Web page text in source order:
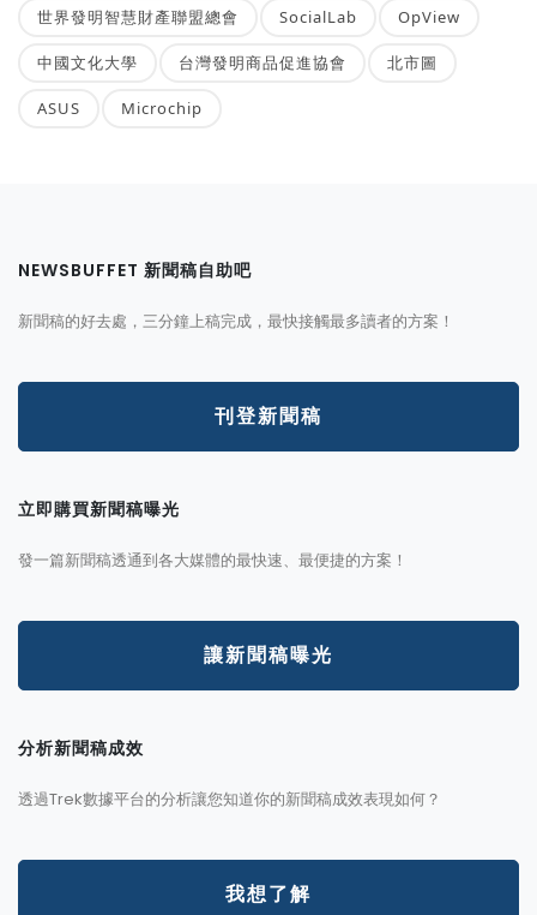
世界發明智慧財產聯盟總會 SocialLab OpView
中國文化大學 台灣發明商品促進協會 北市圖
ASUS Microchip
NEWSBUFFET 新聞稿自助吧
新聞稿的好去處，三分鐘上稿完成，最快接觸最多讀者的方案！
刊登新聞稿
立即購買新聞稿曝光
發一篇新聞稿透通到各大媒體的最快速、最便捷的方案！
讓新聞稿曝光
分析新聞稿成效
透過Trek數據平台的分析讓您知道你的新聞稿成效表現如何？
我想了解